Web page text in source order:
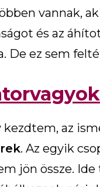
vannak,
és az
De ez sem
kezdtem, az
. Az egyik
jön össze.